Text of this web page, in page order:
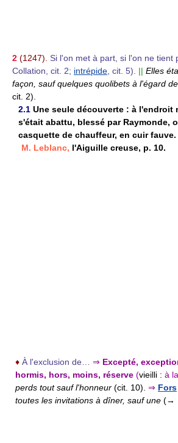
2 (1247).
Si l'on met à part, si l'on ne
Collation, cit. 2; intrépide , cit. 5). || Elles
façon, sauf quelques quolibets à l'égard
cit. 2).
2.1 Une seule découverte : à l'endroit
s'était abattu, blessé par Raymonde,
casquette de chauffeur, en cuir fauve.
M. Leblanc, l'Aiguille creuse, p. 10.
♦ À l'exclusion de… ⇒ Excepté,
hormis, hors, moins, réserve (vieilli : à
perds tout sauf l'honneur (cit. 10). ⇒ Fors
toutes les invitations à dîner, sauf une (→